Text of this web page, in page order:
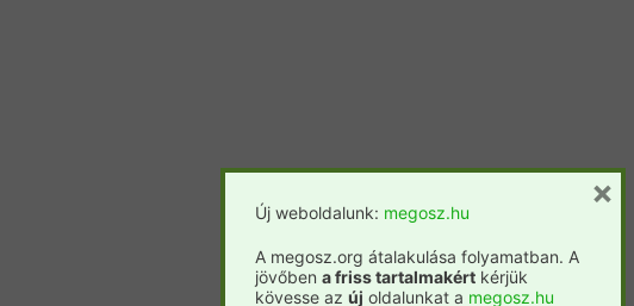
Új weboldalunk: megosz.hu
A megosz.org átalakulása folyamatban. A
jövőben a friss tartalmakért kérjük
kövesse az új oldalunkat a megosz.hu
×